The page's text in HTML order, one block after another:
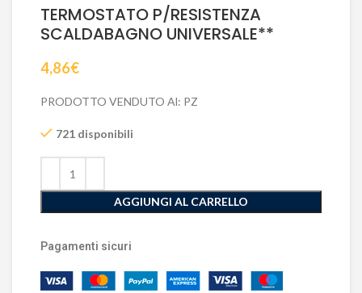
TERMOSTATO P/RESISTENZA
SCALDABAGNO UNIVERSALE**
4,86€
PRODOTTO VENDUTO Al: PZ
721 disponibili
AGGIUNGI AL CARRELLO
Pagamenti sicuri